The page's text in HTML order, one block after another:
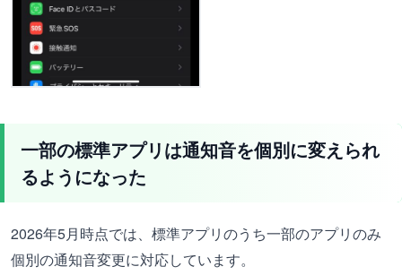
一部の標準アプリは通知音を個別に変えられ
るようになった
2026年5月時点では、標準アプリのうち一部のアプリのみ
個別の通知音変更に対応しています。